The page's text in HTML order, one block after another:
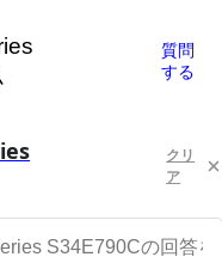
質問
する
クリ
ア